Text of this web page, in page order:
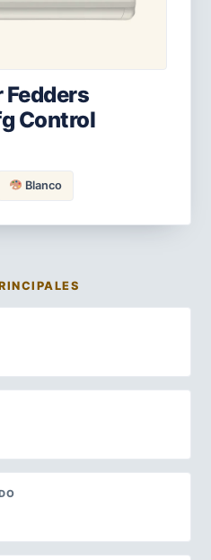
Fedders
Control
Blanco